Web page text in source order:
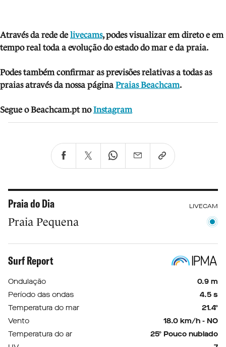
Através da rede delivecams, podes visualizar em direto e em
tempo real toda a evolução do estado do mar e da praia.
Podes também confirmar as previsões relativas a todas as
praias através da nossa páginaPraias Beachcam.
Segue o Beachcam.pt no Instagram
Praia do Dia LIVECAM
Praia Pequena
Surf Report
Ondulação
0.9 m
Período das ondas
4.5 s
Temperatura do mar
21.4º
Vento
18.0 km/h - NO
Temperatura do ar
25º Pouco nublado